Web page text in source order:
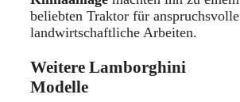
beliebten Traktor für anspruchsvolle
landwirtschaftliche Arbeiten.
Weitere Lamborghini
Modelle